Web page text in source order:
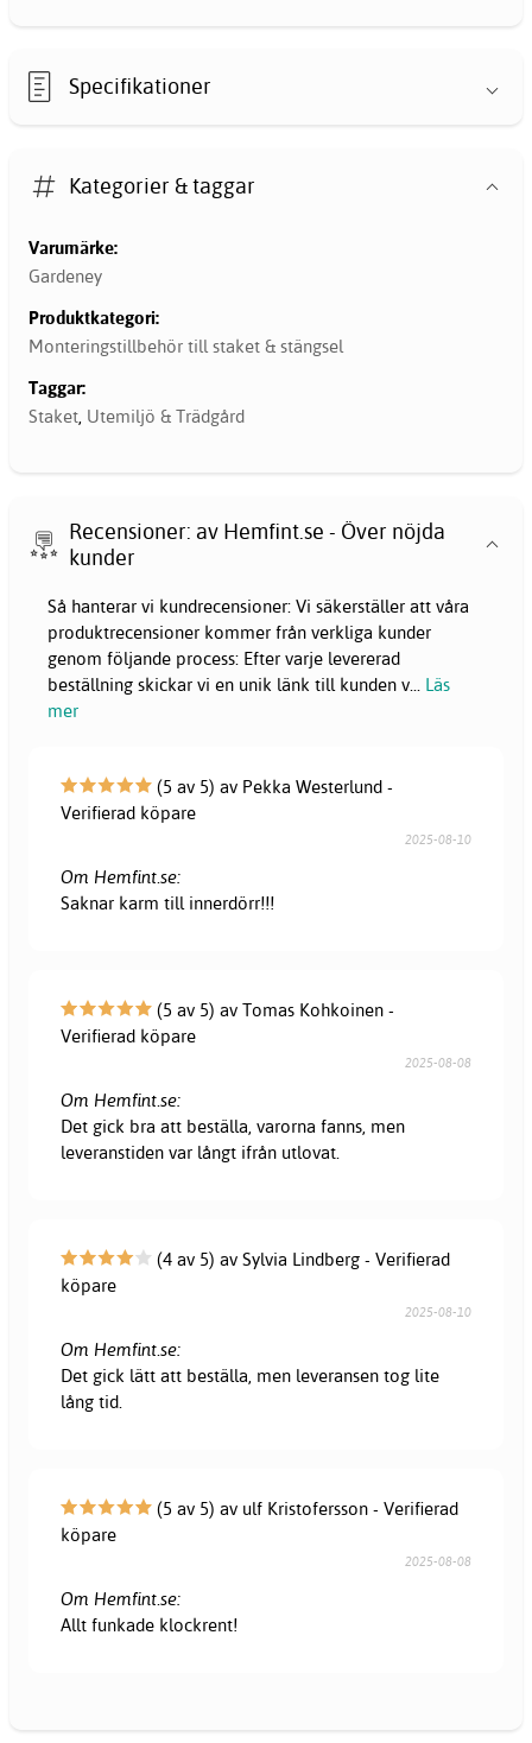
Specifikationer
Kategorier & taggar
Varumärke:
Gardeney
Produktkategori:
Monteringstillbehör till staket & stängsel
Taggar:
Staket, Utemiljö & Trädgård
Recensioner: av Hemfint.se - Över nöjda
kunder
Så hanterar vi kundrecensioner: Vi säkerställer att våra
produktrecensioner kommer från verkliga kunder
genom följande process: Efter varje levererad
beställning skickar vi en unik länk till kunden v... Läs
mer
(5 av 5) av Pekka Westerlund -
Verifierad köpare
2025-08-10
Om Hemfint.se:
Saknar karm till innerdörr!!!
(5 av 5) av Tomas Kohkoinen -
Verifierad köpare
2025-08-08
Om Hemfint.se:
Det gick bra att beställa, varorna fanns, men
leveranstiden var långt ifrån utlovat.
(4 av 5) av Sylvia Lindberg - Verifierad
köpare
2025-08-10
Om Hemfint.se:
Det gick lätt att beställa, men leveransen tog lite
lång tid.
(5 av 5) av ulf Kristofersson - Verifierad
köpare
2025-08-08
Om Hemfint.se:
Allt funkade klockrent!